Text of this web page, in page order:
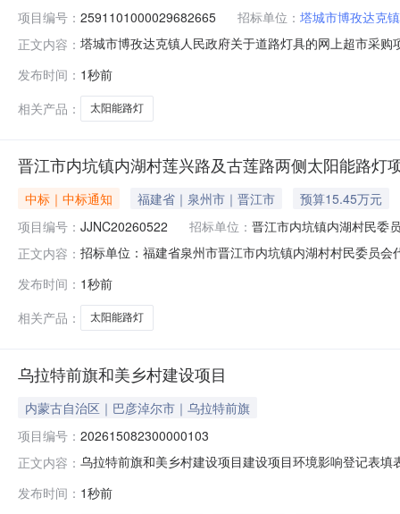
项目编号： 2591101000029682665 招标单位： 塔城市博孜达克
正文内容： 塔城市博孜达克镇人民政府关于道路灯具的网上超市采
所在行政区划编码:654201项目所在行政区划名称:新疆
发布时间： 1秒前
相关产品：
太阳能路灯
晋江市内坑镇内湖村莲兴路及古莲路两侧太阳能路灯
中标｜中标通知 福建省｜泉州市｜晋江市
预算15.45万元
项目编号： JJNC20260522 招标单位： 晋江市内坑镇内湖村民委
正文内容： 招标单位：福建省泉州市晋江市内坑镇内湖村村民委员
JJNC20260522二、项目名称：晋江市内坑镇内湖村莲
晋江市内坑镇宅内村吉安中路591号三楼
发布时间： 1秒前
相关产品：
太阳能路灯
乌拉特前旗和美乡村建设项目
内蒙古自治区｜巴彦淖尔市｜乌拉特前旗
项目编号： 202615082300000103
正文内容： 乌拉特前旗和美乡村建设项目建设项目环境影响登记表
科技局法定代表人杨拥军联系人王强联系电话
发布时间： 1秒前